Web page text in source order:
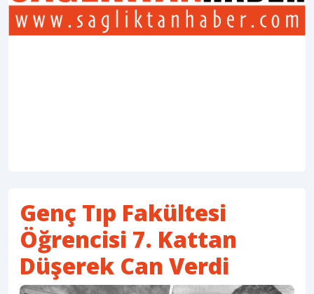
Genç Tıp Fakültesi
Öğrencisi 7. Kattan
Düşerek Can Verdi